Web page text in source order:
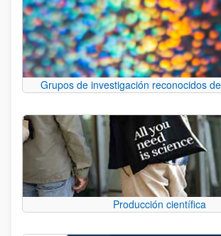
Grupos de investigación reconocidos
Producción científica